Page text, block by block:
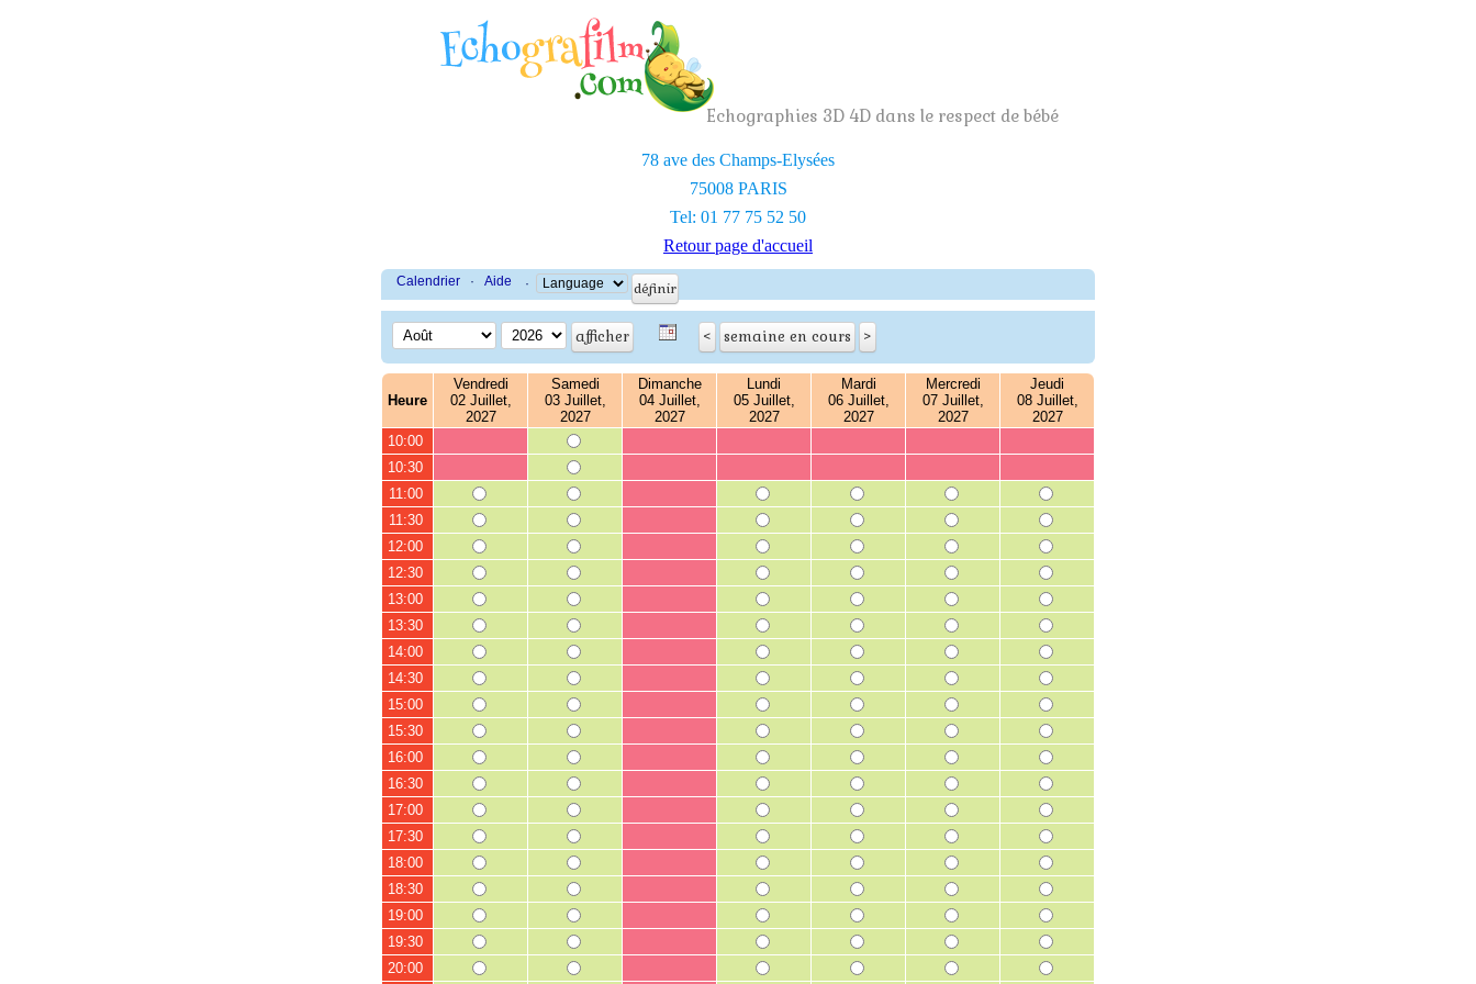
Echographies 3D 4D dans le respect de bébé
78 ave des Champs-Elysées
75008 PARIS
Tel: 01 77 75 52 50
Retour page d'accueil
Calendrier · Aide ·
Heure
Vendredi
02 Juillet,
2027
Samedi
03 Juillet,
2027
Dimanche
04 Juillet,
2027
Lundi
05 Juillet,
2027
Mardi
06 Juillet,
2027
Mercredi
07 Juillet,
2027
Jeudi
08 Juillet,
2027
10:00
10:30
11:00
11:30
12:00
12:30
13:00
13:30
14:00
14:30
15:00
15:30
16:00
16:30
17:00
17:30
18:00
18:30
19:00
19:30
20:00